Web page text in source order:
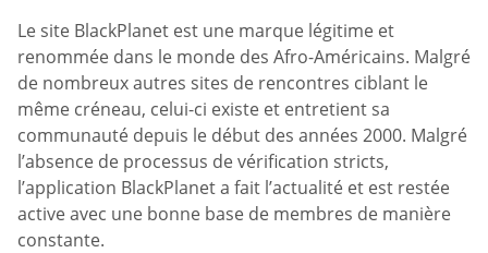
Le site BlackPlanet est une marque légitime et
renommée dans le monde des Afro-Américains. Malgré
de nombreux autres sites de rencontres ciblant le
même créneau, celui-ci existe et entretient sa
communauté depuis le début des années 2000. Malgré
l’absence de processus de vérification stricts,
l’application BlackPlanet a fait l’actualité et est restée
active avec une bonne base de membres de manière
constante.